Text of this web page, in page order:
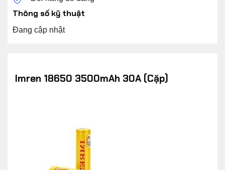
Thông số kỹ thuật
Đang cập nhật
Imren 18650 3500mAh 30A (Cặp)